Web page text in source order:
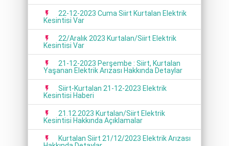
22-12-2023 Cuma Siirt Kurtalan Elektrik
Kesintisi Var
22/Aralık 2023 Kurtalan/Siirt Elektrik
Kesintisi Var
21-12-2023 Perşembe : Siirt, Kurtalan
Yaşanan Elektrik Arızası Hakkında Detaylar
Siirt-Kurtalan 21-12-2023 Elektrik
Kesintisi Haberi
21.12.2023 Kurtalan/Siirt Elektrik
Kesintisi Hakkında Açıklamalar
Kurtalan Siirt 21/12/2023 Elektrik Arızası